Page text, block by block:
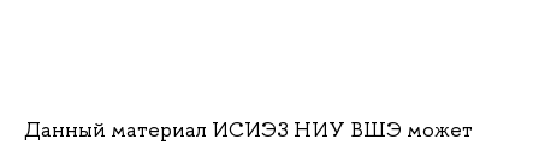
Данный материал ИСИЭЗ НИУ ВШЭ может